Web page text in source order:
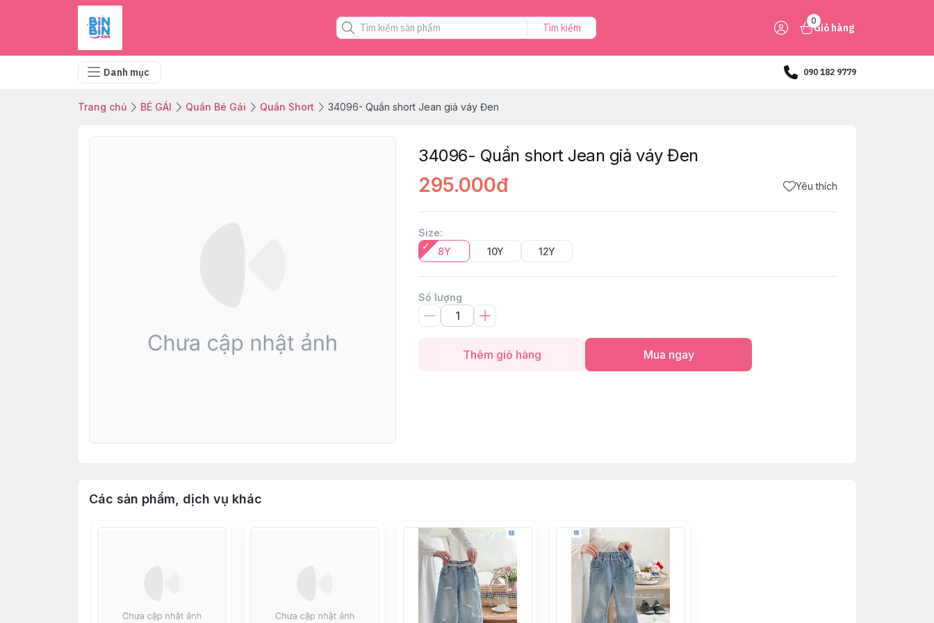
Tìm kiếm
0
Giỏ hàng
Danh mục 090 182 9779
Trang chủ BÉ GÁI Quần Bé Gái Quần Short 34096- Quần short Jean giả váy Đen
34096- Quần short Jean giả váy Đen
295.000đ Yêu thích
Size:
8Y
10Y 12Y
Số lượng
Thêm giỏ hàng Mua ngay
Các sản phẩm, dịch vụ khác